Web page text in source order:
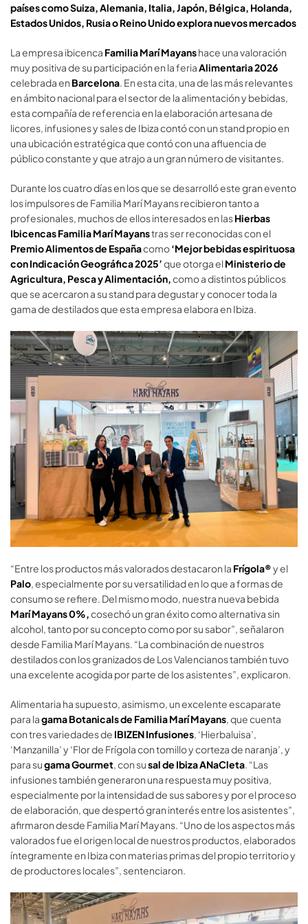
países comoSuiza, Alemania, Italia, Japón, Bélgica, Holanda,
Estados Unidos, Rusia o Reino Unidoexplora nuevos mercados
La empresa ibicenca Familia Marí Mayanshace una valoración
muy positiva de su participación en la feriaAlimentaria 2026
celebrada en Barcelona. En esta cita, una de las más relevantes
en ámbito nacional para el sector de la alimentación y bebidas,
esta compañía de referencia en la elaboración artesana de
licores, infusiones y sales de Ibiza contó con un stand propio en
una ubicación estratégica que contó con una afluencia de
público constante y que atrajo a un gran número de visitantes.
Durante los cuatro días en los que se desarrolló este gran evento
los impulsores de Familia Marí Mayans recibieron tanto a
profesionales, muchos de ellos interesados en lasHierbas
Ibicencas Familia Marí Mayanstras ser reconocidas con el
Premio Alimentos de Españacomo‘Mejor bebidas espirituosa
con Indicación Geográfica 2025’que otorga elMinisterio de
Agricultura, Pesca y Alimentación,como a distintos públicos
que se acercaron a su stand para degustar y conocer toda la
gama de destilados que esta empresa elabora en Ibiza.
“Entre los productos más valorados destacaron la Frígola®y el
Palo, especialmente por su versatilidad en lo que a formas de
consumo se refiere. Del mismo modo, nuestra nueva bebida
Marí Mayans 0%,cosechó un gran éxito como alternativa sin
alcohol, tanto por su concepto como por su sabor”, señalaron
desde Familia Marí Mayans. “La combinación de nuestros
destilados con los granizados de Los Valencianos también tuvo
una excelente acogida por parte de los asistentes”, explicaron.
Alimentaria ha supuesto, asimismo, un excelente escaparate
para lagama Botanicals de Familia Marí Mayans, que cuenta
con tres variedades de IBIZEN Infusiones, ‘Hierbaluisa’,
‘Manzanilla’ y ‘Flor de Frígola con tomillo y corteza de naranja’, y
para sugama Gourmet, con susal de Ibiza ANaCleta. “Las
infusiones también generaron una respuesta muy positiva,
especialmente por la intensidad de sus sabores y por el proceso
de elaboración, que despertó gran interés entre los asistentes”,
afirmaron desde Familia Marí Mayans. “Uno de los aspectos más
valorados fue el origen local de nuestros productos, elaborados
íntegramente en Ibiza con materias primas del propio territorio y
de productores locales”, sentenciaron.